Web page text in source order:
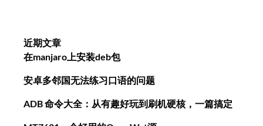
近期文章
在manjaro上安装deb包
安卓多邻国无法练习口语的问题
ADB 命令大全：从有趣好玩到刷机硬核，一篇搞定